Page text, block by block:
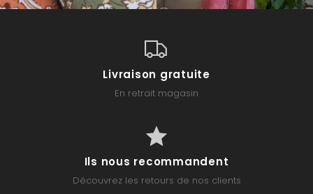
Livraison gratuite
En retrait magasin
Ils nous recommandent
Découvrez les retours de nos clients